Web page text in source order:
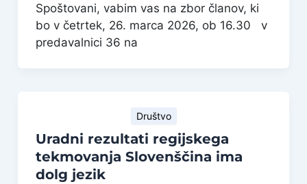
Spoštovani, vabim vas na zbor članov, ki
bo v četrtek, 26. marca 2026, ob 16.30 v
predavalnici 36 na
Društvo
Uradni rezultati regijskega
tekmovanja Slovenščina ima
dolg jezik